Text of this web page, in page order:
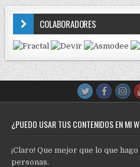
COLABORADORES
¿PUEDO USAR TUS CONTENIDOS EN MI
¡Claro! Que mejor que lo que
personas.